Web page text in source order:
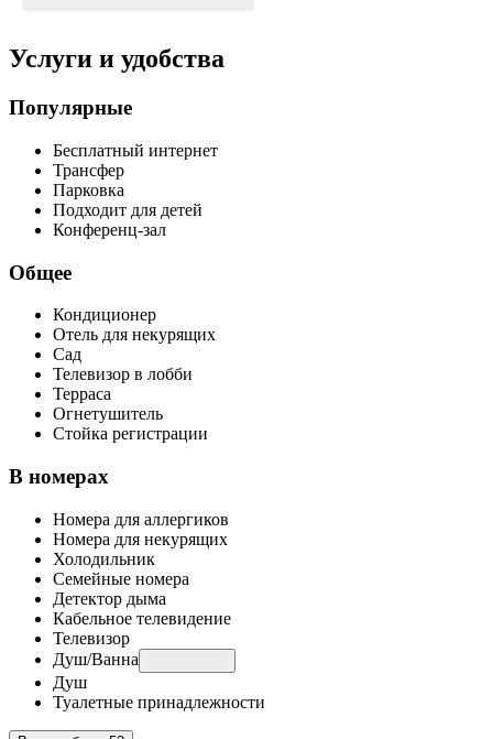
Услуги и удобства
Популярные
Бесплатный интернет
Трансфер
Парковка
Подходит для детей
Конференц-зал
Общее
Кондиционер
Отель для некурящих
Сад
Телевизор в лобби
Терраса
Огнетушитель
Стойка регистрации
В номерах
Номера для аллергиков
Номера для некурящих
Холодильник
Семейные номера
Детектор дыма
Кабельное телевидение
Телевизор
Душ/Ванна
Душ
Туалетные принадлежности